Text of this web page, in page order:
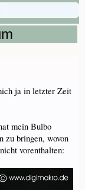
ja in letzter Zeit
mein Bulbo
zu bringen, wovon
vorenthalten: